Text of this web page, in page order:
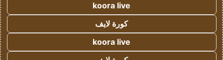
koora live
كورة لايف
koora live